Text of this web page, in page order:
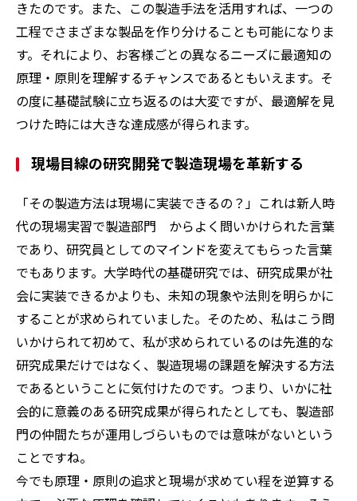
きたのです。また、この製造手法を活用すれば、一つの
工程でさまざまな製品を作り分けることも可能になりま
す。それにより、お客様ごとの異なるニーズに最適知の
原理・原則を理解するチャンスであるともいえます。そ
の度に基礎試験に立ち返るのは大変ですが、最適解を見
つけた時には大きな達成感が得られます。
現場目線の研究開発で製造現場を革新する
「その製造方法は現場に実装できるの？」――これは新人時
代の現場実習で製造部門 からよく問いかけられた言葉
であり、研究員としてのマインドを変えてもらった言葉
でもあります。大学時代の基礎研究では、研究成果が社
会に実装できるかよりも、未知の現象や法則を明らかに
することが求められていました。そのため、私はこう問
いかけられて初めて、私が求められているのは先進的な
研究成果だけではなく、製造現場の課題を解決する方法
であるということに気付けたのです。つまり、いかに社
会的に意義のある研究成果が得られたとしても、製造部
門の仲間たちが運用しづらいものでは意味がないという
ことですね。
今でも原理・原則の追求と現場が求めてい程を逆算する